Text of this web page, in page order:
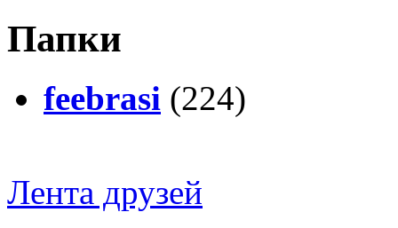
Папки
feebrasi (224)
Лента друзей